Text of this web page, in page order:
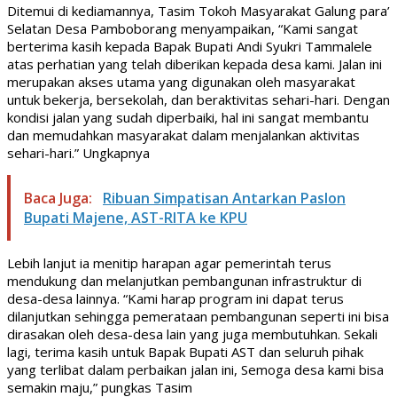
Ditemui di kediamannya, Tasim Tokoh Masyarakat Galung para’
Selatan Desa Pamboborang menyampaikan, “Kami sangat
berterima kasih kepada Bapak Bupati Andi Syukri Tammalele
atas perhatian yang telah diberikan kepada desa kami. Jalan ini
merupakan akses utama yang digunakan oleh masyarakat
untuk bekerja, bersekolah, dan beraktivitas sehari-hari. Dengan
kondisi jalan yang sudah diperbaiki, hal ini sangat membantu
dan memudahkan masyarakat dalam menjalankan aktivitas
sehari-hari.” Ungkapnya
Baca Juga:
Ribuan Simpatisan Antarkan Paslon
Bupati Majene, AST-RITA ke KPU
Lebih lanjut ia menitip harapan agar pemerintah terus
mendukung dan melanjutkan pembangunan infrastruktur di
desa-desa lainnya. “Kami harap program ini dapat terus
dilanjutkan sehingga pemerataan pembangunan seperti ini bisa
dirasakan oleh desa-desa lain yang juga membutuhkan. Sekali
lagi, terima kasih untuk Bapak Bupati AST dan seluruh pihak
yang terlibat dalam perbaikan jalan ini, Semoga desa kami bisa
semakin maju,” pungkas Tasim